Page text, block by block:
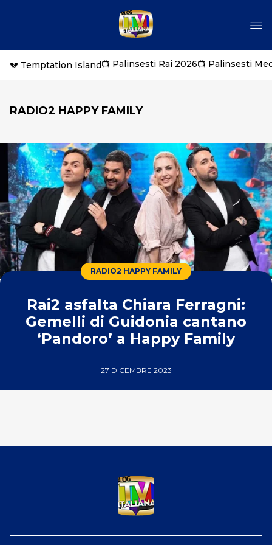
💔 Temptation Island📺 Palinsesti Rai 2026📺 Palinsesti
RADIO2 HAPPY FAMILY
RADIO2 HAPPY FAMILY
Rai2 asfalta Chiara Ferragni:
Gemelli di Guidonia cantano
‘Pandoro’ a Happy Family
27 DICEMBRE 2023